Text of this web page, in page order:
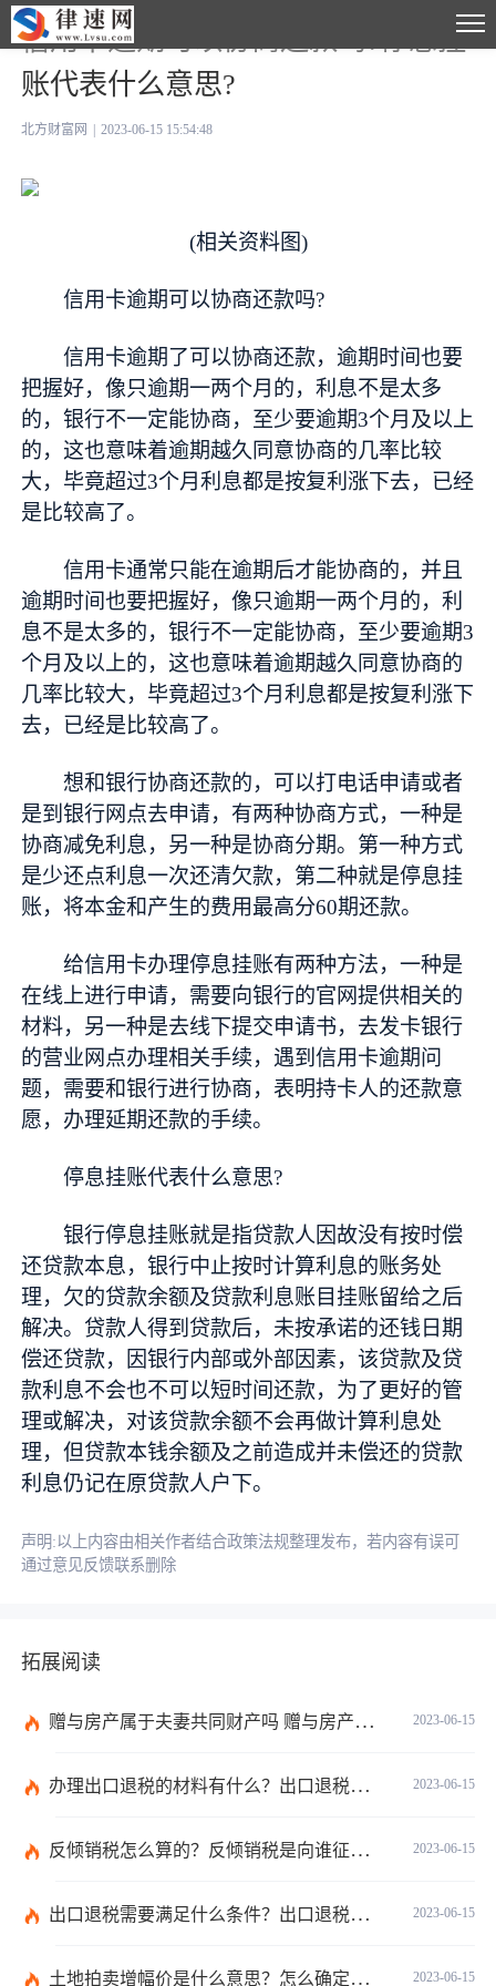
信用卡逾期可以协商还款吗?停息挂
账代表什么意思?
北方财富网 2023-06-15 15:54:48
(相关资料图)
信用卡逾期可以协商还款吗?
信用卡逾期了可以协商还款，逾期时间也要
把握好，像只逾期一两个月的，利息不是太多
的，银行不一定能协商，至少要逾期3个月及以上
的，这也意味着逾期越久同意协商的几率比较
大，毕竟超过3个月利息都是按复利涨下去，已经
是比较高了。
信用卡通常只能在逾期后才能协商的，并且
逾期时间也要把握好，像只逾期一两个月的，利
息不是太多的，银行不一定能协商，至少要逾期3
个月及以上的，这也意味着逾期越久同意协商的
几率比较大，毕竟超过3个月利息都是按复利涨下
去，已经是比较高了。
想和银行协商还款的，可以打电话申请或者
是到银行网点去申请，有两种协商方式，一种是
协商减免利息，另一种是协商分期。第一种方式
是少还点利息一次还清欠款，第二种就是停息挂
账，将本金和产生的费用最高分60期还款。
给信用卡办理停息挂账有两种方法，一种是
在线上进行申请，需要向银行的官网提供相关的
材料，另一种是去线下提交申请书，去发卡银行
的营业网点办理相关手续，遇到信用卡逾期问
题，需要和银行进行协商，表明持卡人的还款意
愿，办理延期还款的手续。
停息挂账代表什么意思?
银行停息挂账就是指贷款人因故没有按时偿
还贷款本息，银行中止按时计算利息的账务处
理，欠的贷款余额及贷款利息账目挂账留给之后
解决。贷款人得到贷款后，未按承诺的还钱日期
偿还贷款，因银行内部或外部因素，该贷款及贷
款利息不会也不可以短时间还款，为了更好的管
理或解决，对该贷款余额不会再做计算利息处
理，但贷款本钱余额及之前造成并未偿还的贷款
利息仍记在原贷款人户下。
声明:以上内容由相关作者结合政策法规整理发布，若内容有误可
通过意见反馈联系删除
拓展阅读
2023-06-15
赠与房产属于夫妻共同财产吗 赠与房产需要公证吗？
2023-06-15
办理出口退税的材料有什么？出口退税的办理程序有哪些？电器出口退税怎么算？ 世界今日报
2023-06-15
反倾销税怎么算的？反倾销税是向谁征收的？反倾销税的计算公式是什么？
2023-06-15
出口退税需要满足什么条件？出口退税有几种方式？
2023-06-15
土地拍卖增幅价是什么意思？怎么确定土地拍卖价底价？ 短讯